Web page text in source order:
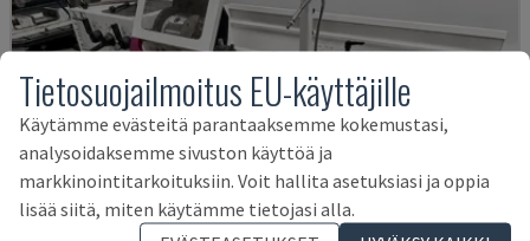
Tietosuojailmoitus EU-käyttäjille
Käytämme evästeitä parantaaksemme kokemustasi,
analysoidaksemme sivuston käyttöä ja
markkinointitarkoituksiin. Voit hallita asetuksiasi ja oppia
lisää siitä, miten käytämme tietojasi alla.